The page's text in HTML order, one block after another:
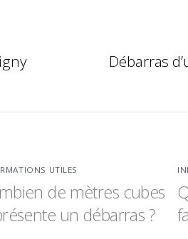
Débarras
UTILES
de mètres cubes
un débarras ?